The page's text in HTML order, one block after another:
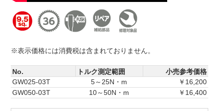
※表示価格には消費税は含まれておりません。
No. トルク測定範囲
小売参考価格
GW025-03T
5～25N・m
￥16,200
GW050-03T
10～50N・m ￥16,400